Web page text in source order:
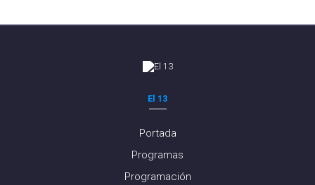
El 13
Portada
Programas
Programación